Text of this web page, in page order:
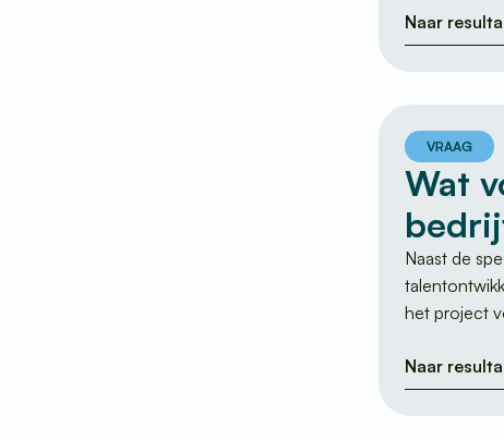
Naar
VRAAG
Wat
Naast de
het project
Naar